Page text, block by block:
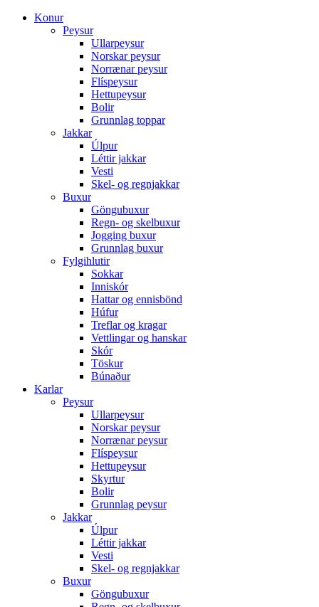
Konur
Peysur
Ullarpeysur
Norskar peysur
Norrænar peysur
Flíspeysur
Hettupeysur
Bolir
Grunnlag toppar
Jakkar
Úlpur
Léttir jakkar
Vesti
Skel- og regnjakkar
Buxur
Göngubuxur
Regn- og skelbuxur
Jogging buxur
Grunnlag buxur
Fylgihlutir
Sokkar
Inniskór
Hattar og ennisbönd
Húfur
Treflar og kragar
Vettlingar og hanskar
Skór
Töskur
Búnaður
Karlar
Peysur
Ullarpeysur
Norskar peysur
Norrænar peysur
Flíspeysur
Hettupeysur
Skyrtur
Bolir
Grunnlag peysur
Jakkar
Úlpur
Léttir jakkar
Vesti
Skel- og regnjakkar
Buxur
Göngubuxur